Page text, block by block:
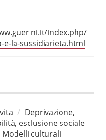
index.php/
e-la-sussidiarieta.html
Deprivazione,
esclusione sociale
Modelli culturali